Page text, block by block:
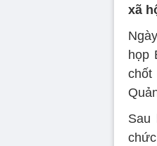
xã
họp
chốt
Sau